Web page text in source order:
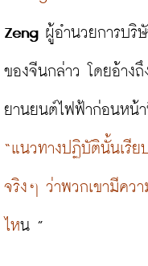
Zeng ผู้อำนวยการบริ
ของจีนกล่าว โดยอ้างถึ
“แนวทางปฏิบัตินั้นเรีย
จริงๆ ว่าพวกเขามีคว
ไหน ”